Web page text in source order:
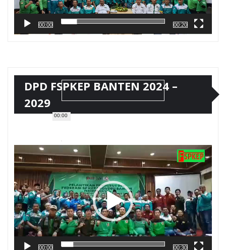
00:00
00:00
00:20
DPD FSPKEP BANTEN 2024 –
2029
00:00 00:30